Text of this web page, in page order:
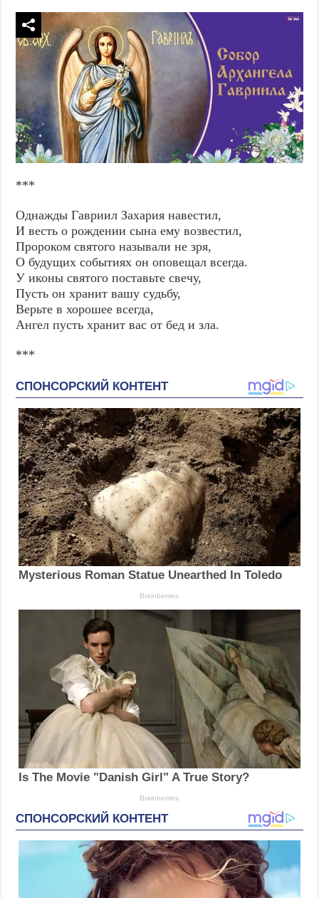
***
Однажды Гавриил Захария навестил,
И весть о рождении сына ему возвестил,
Пророком святого называли не зря,
О будущих событиях он оповещал всегда.
У иконы святого поставьте свечу,
Пусть он хранит вашу судьбу,
Верьте в хорошее всегда,
Ангел пусть хранит вас от бед и зла.
***